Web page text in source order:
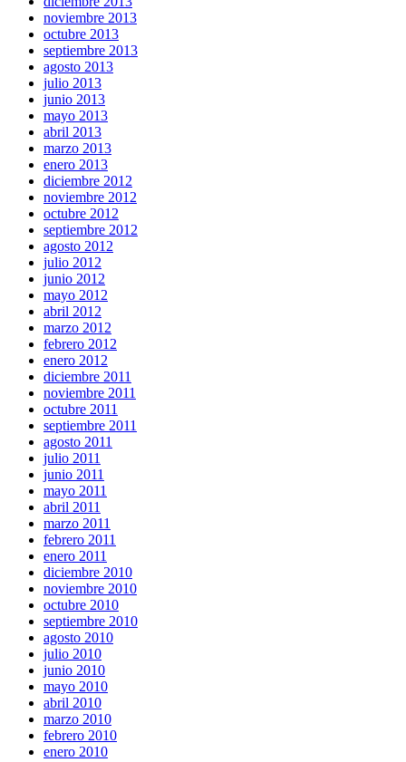
noviembre 2013
octubre 2013
septiembre 2013
agosto 2013
julio 2013
junio 2013
mayo 2013
abril 2013
marzo 2013
enero 2013
diciembre 2012
noviembre 2012
octubre 2012
septiembre 2012
agosto 2012
julio 2012
junio 2012
mayo 2012
abril 2012
marzo 2012
febrero 2012
enero 2012
diciembre 2011
noviembre 2011
octubre 2011
septiembre 2011
agosto 2011
julio 2011
junio 2011
mayo 2011
abril 2011
marzo 2011
febrero 2011
enero 2011
diciembre 2010
noviembre 2010
octubre 2010
septiembre 2010
agosto 2010
julio 2010
junio 2010
mayo 2010
abril 2010
marzo 2010
febrero 2010
enero 2010